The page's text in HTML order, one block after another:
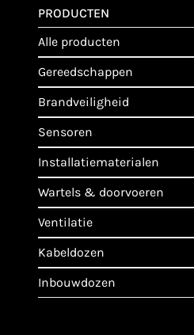
PRODUCTEN
alle producten
gereedschappen
brandveiligheid
sensoren
installatiematerialen
wartels & doorvoeren
ventilatie
kabeldozen
inbouwdozen